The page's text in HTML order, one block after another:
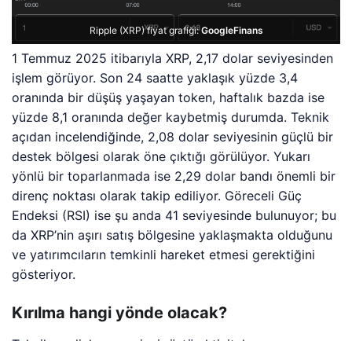
Ripple (XRP) fiyat grafiği:GoogleFinans
1 Temmuz 2025 itibarıyla XRP, 2,17 dolar seviyesinden
işlem görüyor. Son 24 saatte yaklaşık yüzde 3,4
oranında bir düşüş yaşayan token, haftalık bazda ise
yüzde 8,1 oranında değer kaybetmiş durumda. Teknik
açıdan incelendiğinde, 2,08 dolar seviyesinin güçlü bir
destek bölgesi olarak öne çıktığı görülüyor. Yukarı
yönlü bir toparlanmada ise 2,29 dolar bandı önemli bir
direnç noktası olarak takip ediliyor. Göreceli Güç
Endeksi (RSI) ise şu anda 41 seviyesinde bulunuyor; bu
da XRP’nin aşırı satış bölgesine yaklaşmakta olduğunu
ve yatırımcıların temkinli hareket etmesi gerektiğini
gösteriyor.
Kırılma hangi yönde olacak?